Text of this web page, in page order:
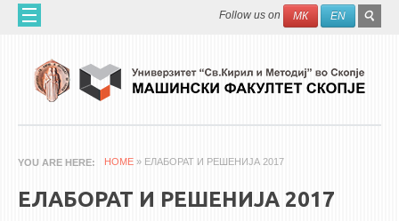
Skip to main content Search
Follow us on МК EN
ЗА НАС
60 ГОДИНИ МФ
НАУЧНА ДЕЈНОСТ
YOU ARE HERE HOME » ЕЛАБОРАТ И РЕШЕНИЈА 2017
ЕЛАБОРАТ И РЕШЕНИЈА 2017